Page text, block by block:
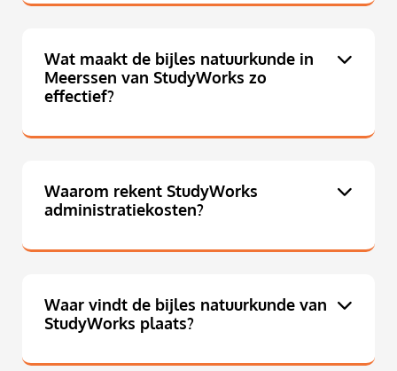
Wat maakt de bijles natuurkunde in
Meerssen van StudyWorks zo
effectief?
Waarom rekent StudyWorks
administratiekosten?
Waar vindt de bijles natuurkunde van
StudyWorks plaats?